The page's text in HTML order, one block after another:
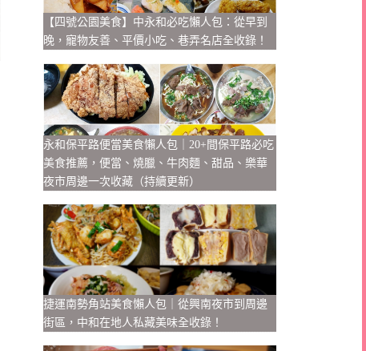
【四號公園美食】中永和必吃懶人包：從早到
晚，寵物友善、平價小吃、巷弄名店全收錄！
永和保平路便當美食懶人包｜20+間保平路必吃
美食推薦，便當、燒臘、牛肉麵、甜品、樂華
夜市周邊一次收藏（持續更新）
捷運南勢角站美食懶人包｜從興南夜市到周邊
街區，中和在地人私藏美味全收錄！